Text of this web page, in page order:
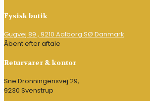
Fysisk butik
Gugvej 89 , 9210 Aalborg SØ Danmark
Åbent efter aftale
Returvarer & kontor
Sne Dronningensvej 29,
9230 Svenstrup